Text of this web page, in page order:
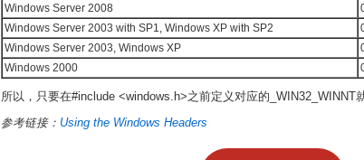
Windows Server 2008
Windows Server 2003 with SP1, Windows XP with SP2
Windows Server 2003, Windows XP
Windows 2000
所以，只要在#include <windows.h>之前定义对应的_WIN32_WINNT
参考链接： Using the Windows Headers